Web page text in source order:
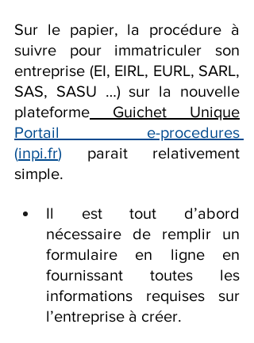
Sur le papier, la procédure à
suivre pour immatriculer son
entreprise (EI, EIRL, EURL, SARL,
SAS, SASU …) sur la nouvelle
plateforme Guichet Unique
Portail e-procedures
(inpi.fr) parait relativement
simple.
Il est tout d’abord
nécessaire de remplir un
formulaire en ligne en
fournissant toutes les
informations requises sur
l’entreprise à créer.